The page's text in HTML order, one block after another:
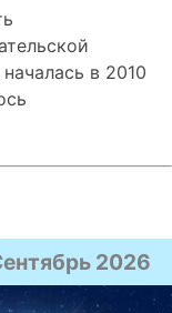
в 2010
2026